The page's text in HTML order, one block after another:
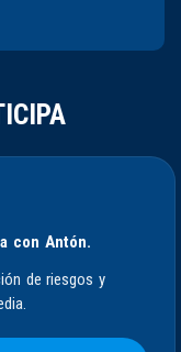
con Antón.
de riesgos y